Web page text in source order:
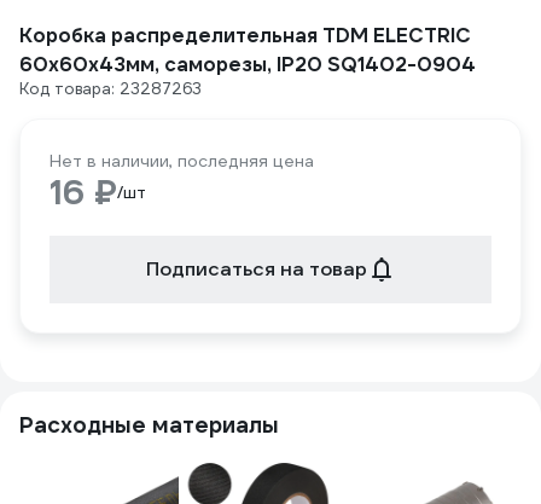
Коробка распределительная TDM ELECTRIC
60х60х43мм, саморезы, IP20 SQ1402-0904
Код товара: 23287263
Нет в наличии, последняя цена
16 ₽/шт
Подписаться на товар
Расходные материалы